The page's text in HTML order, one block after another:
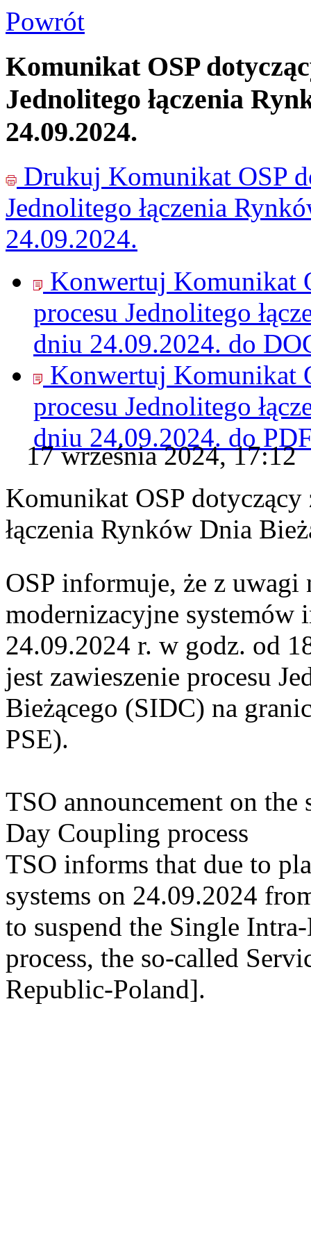
Powrót
Komunikat OSP
Jednolitego łączenia
24.09.2024.
Drukuj Komunikat OSP
Jednolitego łączenia
24.09.2024.
Konwertuj Komunikat
procesu Jednolitego
dniu 24.09.2024. do
Konwertuj Komunikat
procesu Jednolitego
dniu 24.09.2024. do
17 września 2024, 17:12
Komunikat OSP dotyczący
łączenia Rynków Dnia
OSP informuje, że z uwagi
modernizacyjne
24.09.2024 r. w godz. od
jest zawieszenie procesu
Bieżącego (SIDC) na
PSE).
TSO announcement on
Day Coupling process
TSO informs that due to
systems on 24.09.2024
to suspend the Single
process, the so-called
Republic-Poland].